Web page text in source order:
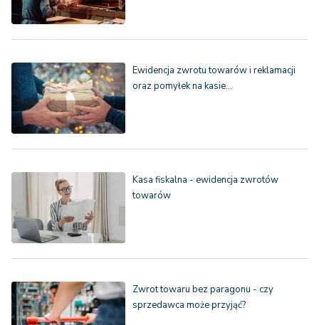
Ewidencja zwrotu towarów i reklamacji
oraz pomyłek na kasie…
Kasa fiskalna - ewidencja zwrotów
towarów
Zwrot towaru bez paragonu - czy
sprzedawca może przyjąć?